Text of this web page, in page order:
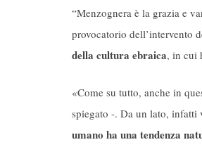
“Menzognera è la grazia e
provocatorio dell’intervento
della cultura ebraica, in cui
«Come su tutto, anche in
spiegato -. Da un lato, infatti
umano ha una tendenza